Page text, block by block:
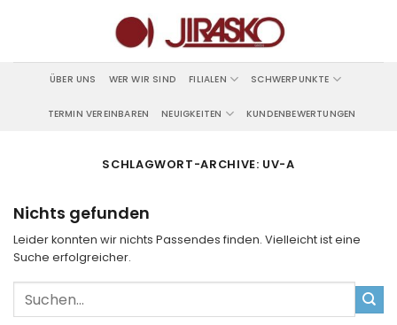
ÜBER UNS WER WIR SIND FILIALEN SCHWERPUNKTE
TERMIN VEREINBAREN NEUIGKEITEN KUNDENBEWERTUNGEN
SCHLAGWORT-ARCHIVE: UV-A
Nichts gefunden
Leider konnten wir nichts Passendes finden. Vielleicht ist eine
Suche erfolgreicher.